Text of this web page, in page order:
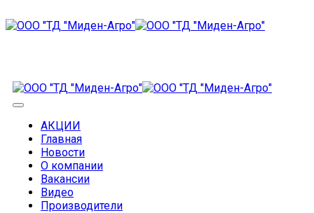
АКЦИИ
Главная
Новости
О компании
Вакансии
Видео
Производители